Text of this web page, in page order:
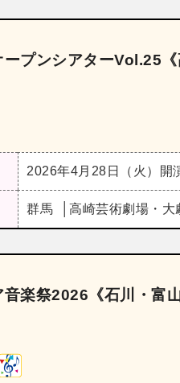
プンシアターVol.25
2026年4月28日（火） 開
群馬 高崎芸術劇場・大
音楽祭2026《石川・